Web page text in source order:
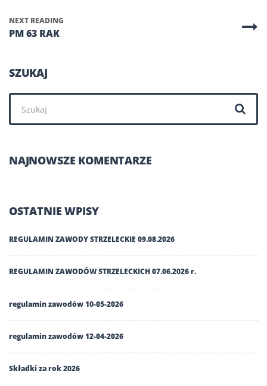
NEXT READING
PM 63 RAK
SZUKAJ
NAJNOWSZE KOMENTARZE
OSTATNIE WPISY
REGULAMIN ZAWODY STRZELECKIE 09.08.2026
REGULAMIN ZAWODÓW STRZELECKICH 07.06.2026 r.
regulamin zawodów 10-05-2026
regulamin zawodów 12-04-2026
Składki za rok 2026